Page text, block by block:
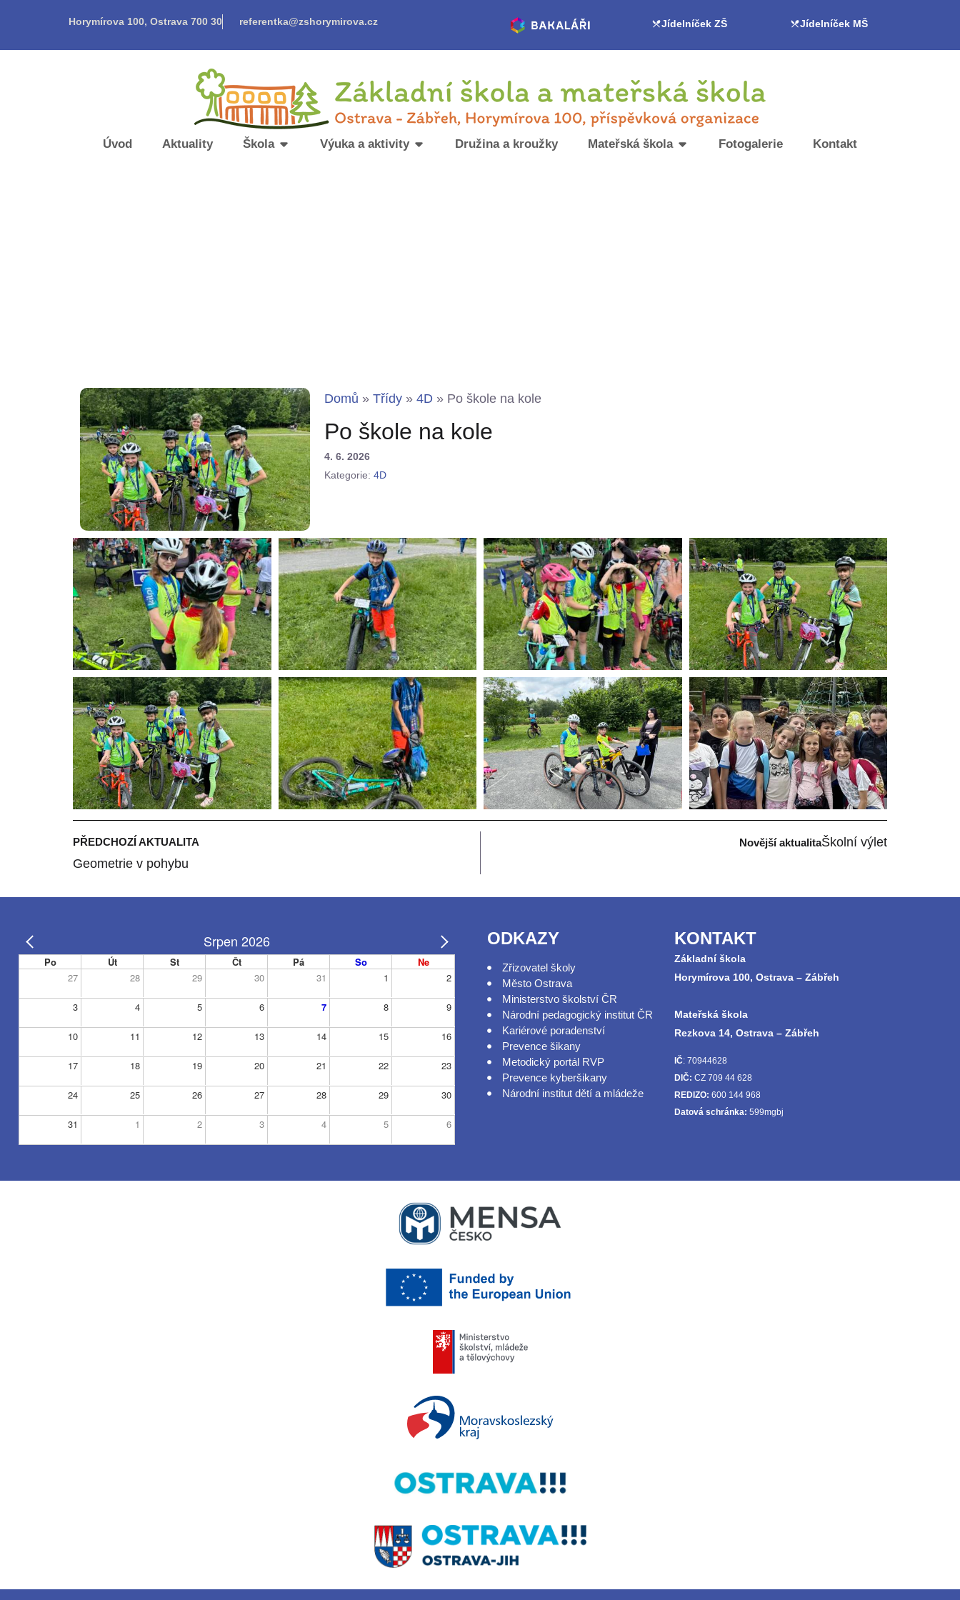
Horymírova 100, Ostrava 700 30 referentka@zshorymirova.cz Jídelníček ZŠ Jídelníček MŠ
Úvod Aktuality Škola Výuka a aktivity Družina a kroužky Mateřská škola Fotogalerie Kontakt
Domů » Třídy » 4D » Po škole na kole
Po škole na kole
4. 6. 2026
Kategorie: 4D
PŘEDCHOZÍ AKTUALITA
Geometrie v pohybu
Novější aktualitaŠkolní výlet
Srpen 2026
Po Út St Čt Pá So
Ne
27
28 29 30 31 1 2
3 4 5 6 7 8 9
10 11 12 13 14 15 16
17 18 19 20 21 22 23
24 25 26 27 28 29 30
31 1 2 3 4 5 6
ODKAZY
Zřizovatel školy
Město Ostrava
Ministerstvo školství ČR
Národní pedagogický institut ČR
Kariérové poradenství
Prevence šikany
Metodický portál RVP
Prevence kyberšikany
Národní institut dětí a mládeže
KONTAKT
Základní škola
Horymírova 100, Ostrava – Zábřeh
Mateřská škola
Rezkova 14, Ostrava – Zábřeh
IČ: 70944628
DIČ: CZ 709 44 628
REDIZO: 600 144 968
Datová schránka: 599mgbj